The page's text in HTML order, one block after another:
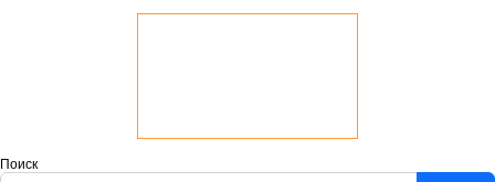
Поиск